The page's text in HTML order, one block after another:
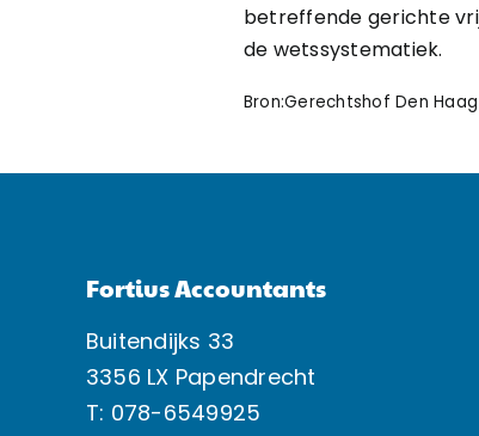
betreffende gerichte
de wetssystematiek.
Bron:Gerechtshof Den Haag
Fortius Accountants
Buitendijks 33
3356 LX Papendrecht
T: 078-6549925